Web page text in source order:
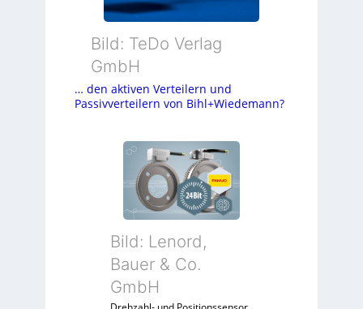
Bild: TeDo Verlag
GmbH
… den aktiven Verteilern und
Passivverteilern von Bihl+Wiedemann?
Bild: Lenord,
Bauer & Co.
GmbH